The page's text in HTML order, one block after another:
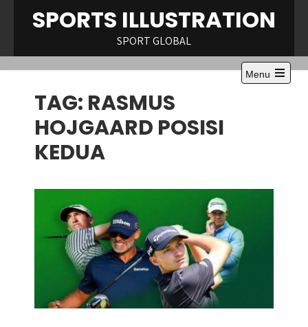
SPORTS ILLUSTRATION
SPORT GLOBAL
Menu
Open
TAG: RASMUS
HOJGAARD POSISI
KEDUA